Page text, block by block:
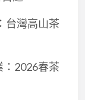
台灣高山茶
：2026春茶